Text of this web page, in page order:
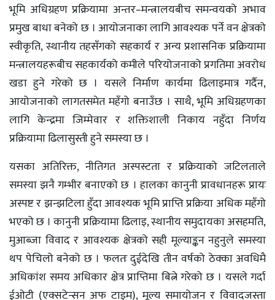
भूमि अधिग्रहण प्रक्रियामा अन्तर–मन्त्रालयबीच समन्वयको अभाव
प्रमुख बाधा बनेको छ । आयोजनाका लागि आवश्यक पर्ने वन क्षेत्रको
स्वीकृति, स्थानीय तहसँगको सहकार्य र अन्य प्रशासनिक प्रक्रियामा
मन्त्रालयहरूबीच सहकार्यको कमीले परियोजनाको प्रगतिमा अवरोध
खडा हुने गरेको छ । यसले निर्माण कार्यमा ढिलाइमात्र गर्दैन,
आयोजनाको लागतसमेत महँगो बनाउँछ । साथै, भूमि अधिग्रहणका
लागि केन्द्रमा जिम्मेवार र शक्तिशाली निकाय नहुँदा निर्णय
प्रक्रियामा ढिलासुस्ती हुने समस्या छ ।
यसका अतिरिक्त, नीतिगत अस्पस्टता र प्रक्रियाको जटिलताले
समस्या झनै गम्भीर बनाएको छ । हालका कानुनी प्रावधानहरू प्रायः
अस्पष्ट र झन्झटिला हुँदा आवश्यक भूमि प्राप्ति प्रक्रिया अधिक महँगो
भएको छ । कानुनी प्रक्रियामा ढिलाइ, स्थानीय समुदायका असहमति,
मुआब्जा विवाद र आवश्यक क्षेत्रको सही मूल्याङ्कन नहुनुले समस्या
थप पेचिलो बनेको छ । फलतः दुईदेखि तीन वर्षको ठेक्का अवधिमै
अधिकांश समय अधिकार क्षेत्र प्राप्तिमा बित्ने गरेको छ । यसले गर्दा
ईओटी (एक्सटेन्सन अफ टाइम), मूल्य समायोजन र विवादजस्ता